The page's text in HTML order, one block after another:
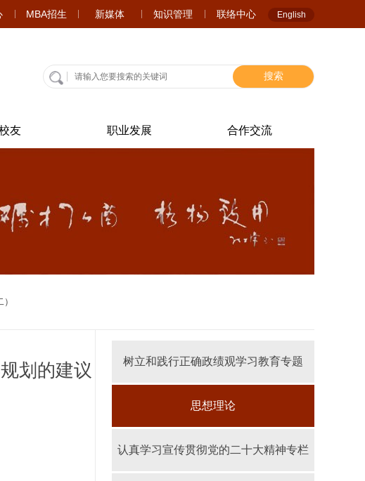
English
MBA招生 新媒体 知识管理 联络中心
搜索
友 职业发展 合作交流
划的建议
树立和践行正确政绩观学习教育专题
思想理论
认真学习宣传贯彻党的二十大精神专栏